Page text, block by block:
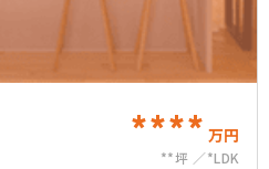
**** 万円
**坪
*LDK